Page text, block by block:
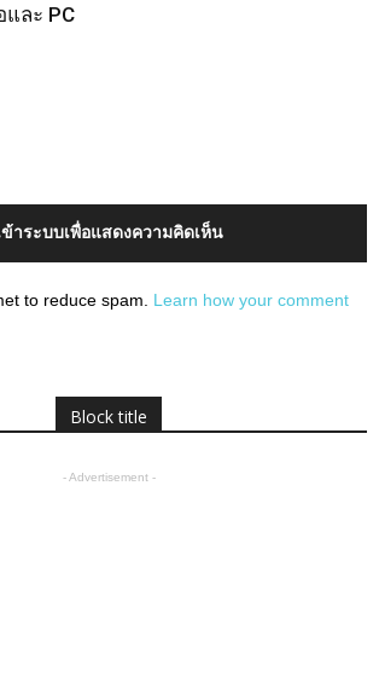
และ PC
ข้าระบบเพื่อแสดงความคิดเห็น
to reduce spam. Learn how your comment
Block title
- Advertisement -